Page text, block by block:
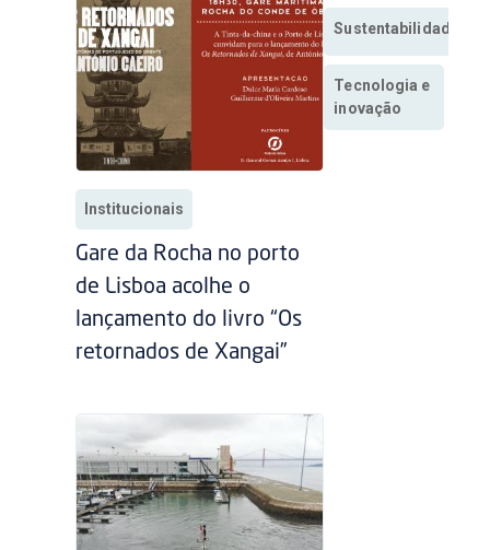
Institucionais
Gare da Rocha no porto
de Lisboa acolhe o
lançamento do livro “Os
retornados de Xangai”
Sustentabilidade
Tecnologia e
inovação